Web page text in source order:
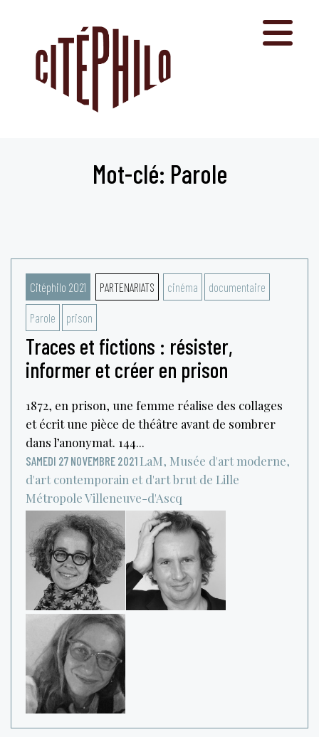
Mot-clé: Parole
Citéphilo 2021 PARTENARIATS cinéma documentaire
Parole prison
Traces et fictions : résister,
informer et créer en prison
1872, en prison, une femme réalise des collages
et écrit une pièce de théâtre avant de sombrer
dans l’anonymat. 144...
SAMEDI 27 NOVEMBRE 2021 LaM, Musée d'art moderne,
d'art contemporain et d'art brut de Lille
MétropoleVilleneuve-d'Ascq